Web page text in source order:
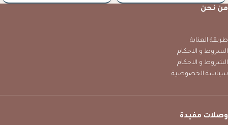
من نحن
طريقة العناية
الشروط و الاحكام
الشروط و الاحكام
سياسة الخصوصية
وصلات مفيدة